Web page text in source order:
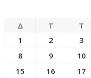
Δ Τ Τ
1
2 3
8
9 10
15
16 17